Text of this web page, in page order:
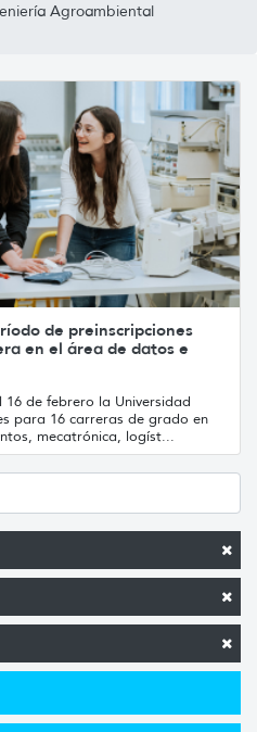
Agroambiental
de preinscripciones
en el área de datos e
16 de febrero la Universidad
para 16 carreras de grado en
mecatrónica, logíst...